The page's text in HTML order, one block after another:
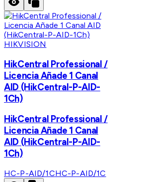
HIKVISION
HikCentral Professional /
Licencia Añade 1 Canal
AID (HikCentral-P-AID-
1Ch)
HikCentral Professional /
Licencia Añade 1 Canal
AID (HikCentral-P-AID-
1Ch)
HC-P-AID/1CHC-P-AID/1C